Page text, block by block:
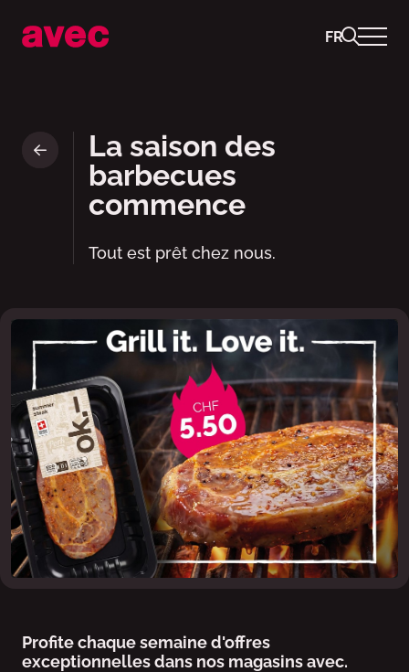
FR
La saison des
barbecues
commence
Tout est prêt chez nous.
Profite chaque semaine d'offres
exceptionnelles dans nos magasins avec.